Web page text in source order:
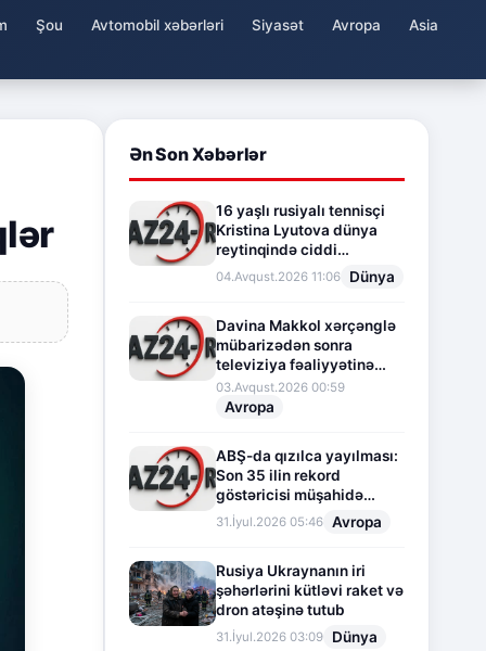
Şou Avtomobil xəbərləri Siyasət Avropa
Asia
Ən Son Xəbərlər
16 yaşlı rusiyalı tennisçi
Kristina Lyutova dünya
reytinqində ciddi
irəliləyişə imza atdı
04.Avqust.2026 11:06 Dünya
Davina Makkol xərçənglə
mübarizədən sonra
televiziya fəaliyyətinə
fasilə verir
03.Avqust.2026 00:59
Avropa
ABŞ-da qızılca yayılması:
Son 35 ilin rekord
göstəricisi müşahidə
olunur
31.İyul.2026 05:46 Avropa
Rusiya Ukraynanın iri
şəhərlərini kütləvi raket və
dron atəşinə tutub
31.İyul.2026 03:09 Dünya